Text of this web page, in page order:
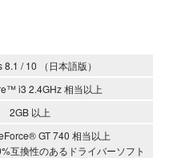
/ 10 （日本語版）
i3 2.4GHz 相当以上
2GB 以上
GT 740 相当以上
互換性のあるドライバーソフト